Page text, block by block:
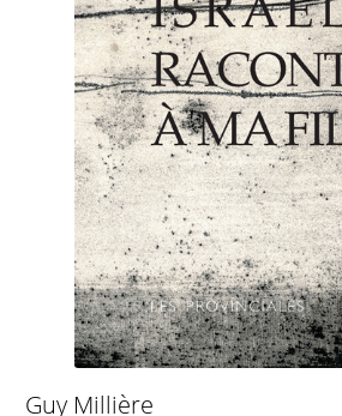
Guy Millière